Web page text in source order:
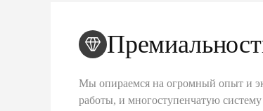
Мы опираемся на огромный опыт и
работы, и многоступенчатую